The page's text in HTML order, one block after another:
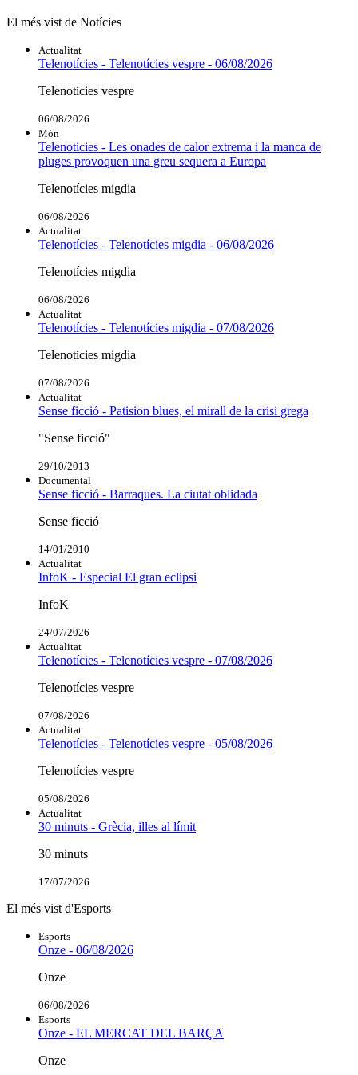
El més vist de Notícies
Actualitat
Telenotícies - Telenotícies vespre - 06/08/2026
Telenotícies vespre
06/08/2026
Món
Telenotícies - Les onades de calor extrema i la manca de
pluges provoquen una greu sequera a Europa
Telenotícies migdia
06/08/2026
Actualitat
Telenotícies - Telenotícies migdia - 06/08/2026
Telenotícies migdia
06/08/2026
Actualitat
Telenotícies - Telenotícies migdia - 07/08/2026
Telenotícies migdia
07/08/2026
Actualitat
Sense ficció - Patision blues, el mirall de la crisi grega
"Sense ficció"
29/10/2013
Documental
Sense ficció - Barraques. La ciutat oblidada
Sense ficció
14/01/2010
Actualitat
InfoK - Especial El gran eclipsi
InfoK
24/07/2026
Actualitat
Telenotícies - Telenotícies vespre - 07/08/2026
Telenotícies vespre
07/08/2026
Actualitat
Telenotícies - Telenotícies vespre - 05/08/2026
Telenotícies vespre
05/08/2026
Actualitat
30 minuts - Grècia, illes al límit
30 minuts
17/07/2026
El més vist d'Esports
Esports
Onze - 06/08/2026
Onze
06/08/2026
Esports
Onze - EL MERCAT DEL BARÇA
Onze